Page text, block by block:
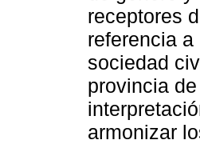
receptores
referencia
sociedad
provincia
armonizar